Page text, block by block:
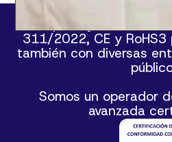
Cumplimos con la
España y de la Unión
311/2022, CE y RoHS3
también con diversas
Somos un operador
avanzada